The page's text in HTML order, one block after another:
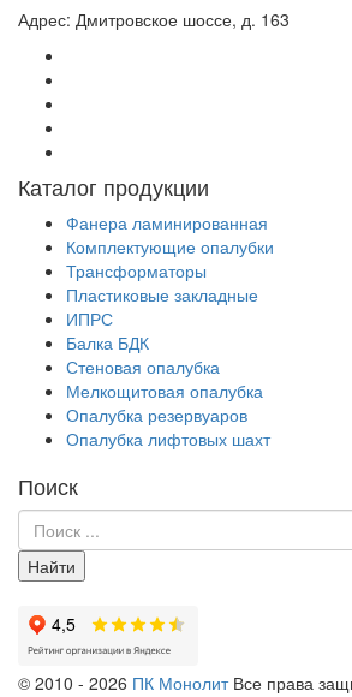
Адрес: Дмитровское шоссе, д. 163
Каталог продукции
Фанера ламинированная
Комплектующие опалубки
Трансформаторы
Пластиковые закладные
ИПРС
Балка БДК
Стеновая опалубка
Мелкощитовая опалубка
Опалубка резервуаров
Опалубка лифтовых шахт
Поиск
Найти
© 2010 - 2026 ПК МонолитВсе права